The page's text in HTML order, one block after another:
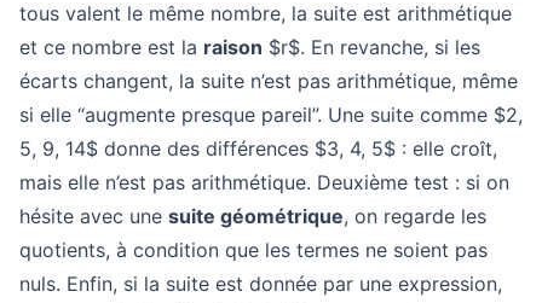
tous valent le même nombre, la suite est arithmétique
et ce nombre est la raison $r$. En revanche, si les
écarts changent, la suite n’est pas arithmétique, même
si elle “augmente presque pareil”. Une suite comme $2,
5, 9, 14$ donne des différences $3, 4, 5$ : elle croît,
mais elle n’est pas arithmétique. Deuxième test : si on
hésite avec une suite géométrique, on regarde les
quotients, à condition que les termes ne soient pas
nuls. Enfin, si la suite est donnée par une expression,